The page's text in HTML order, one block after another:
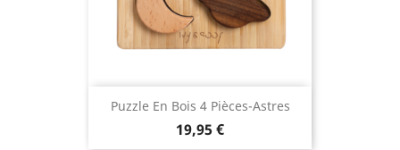
Puzzle En Bois 4 Pièces-Astres
19,95 €